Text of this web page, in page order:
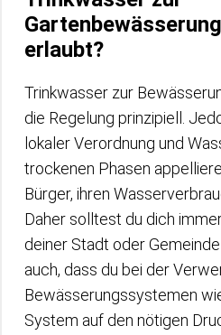
erlaubt?
Trinkwasser zur
die Regelung prinzipiell.
lokaler Verordnung und
trockenen Phasen
Bürger, ihren
Daher solltest du dich
deiner Stadt oder
auch, dass du bei der
Bewässerungssystemen
System auf den nötigen